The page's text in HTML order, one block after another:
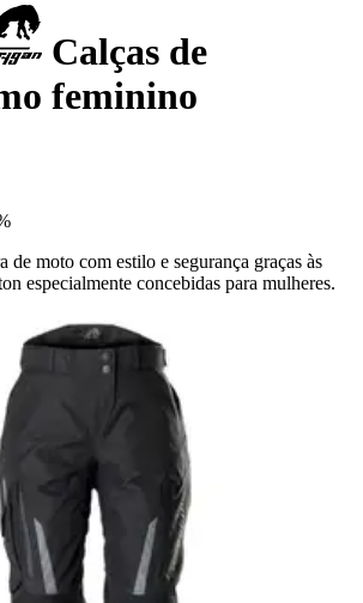
Calças de
feminino
de moto com estilo e segurança graças às
especialmente concebidas para mulheres.